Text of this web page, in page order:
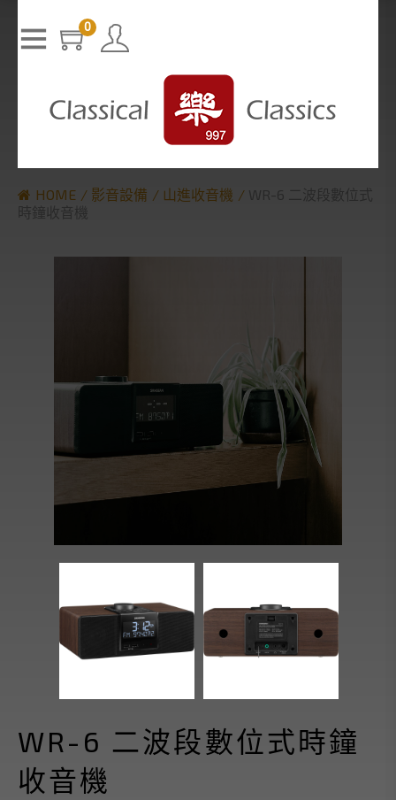
0
HOME 影音設備 山進收音機
WR-6 二波段數位式
時鐘收音機
WR-6 二波段數位式時鐘
收音機
The media could not be loaded, either because the server or n
etwork failed or because the format is not supported.